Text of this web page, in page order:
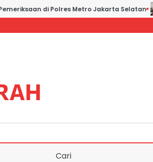
di Polres Metro Jakarta Selatan
Cari